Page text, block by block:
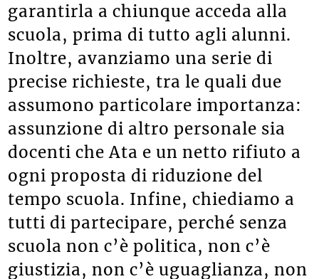
garantirla a chiunque acceda alla
scuola, prima di tutto agli alunni.
Inoltre, avanziamo una serie di
precise richieste, tra le quali due
assumono particolare importanza:
assunzione di altro personale sia
docenti che Ata e un netto rifiuto a
ogni proposta di riduzione del
tempo scuola. Infine, chiediamo a
tutti di partecipare, perché senza
scuola non c’è politica, non c’è
giustizia, non c’è uguaglianza, non